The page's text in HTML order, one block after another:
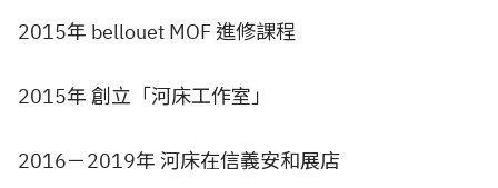
2015年 bellouet MOF 進修課程
2015年 創立「河床工作室」
2016－2019年 河床在信義安和展店